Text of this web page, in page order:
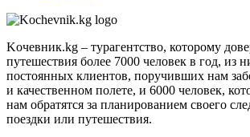
Kочевник.kg – турагентство, которому
путешествия более 7000 человек в год, из
постоянных клиентов, поручивших нам
и качественном полете, и 6000 человек,
нам обратятся за планированием своего
поездки или путешествия.